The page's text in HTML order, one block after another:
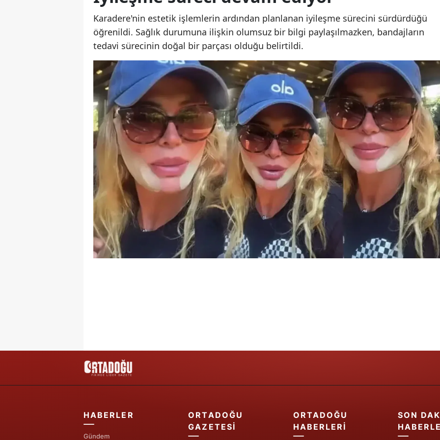
Malatya
Manisa
Mardin
Muğla
Nevşehir
Niğde
Ordu
Sakarya
Samsun
Siirt
Karadere'nin estetik işlemlerin ardından planlanan iyileşme sürecini sürdürdüğü
öğrenildi. Sağlık durumuna ilişkin olumsuz bir bilgi paylaşılmazken, bandajların
tedavi sürecinin doğal bir parçası olduğu belirtildi.
Beylikdüzü'nde şüpheli
ölüm: Kadın evinde ölü
bulundu
Beylikdüzü'nde
ölüm: Kadın evinde
bulundu
HABERLER
Gündem
ORTADOĞU
GAZETESI
ORTADOĞU
HABERLERI
SON